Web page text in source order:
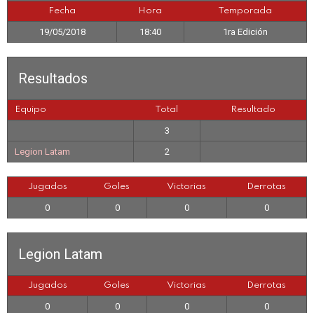
Fecha Hora Temporada
19/05/2018 18:40 1ra Edición
Resultados
Equipo Total Resultado
3
Legion Latam
2
Jugados Goles Victorias Derrotas
0 0 0 0
Legion Latam
Jugados Goles Victorias Derrotas
0 0 0 0